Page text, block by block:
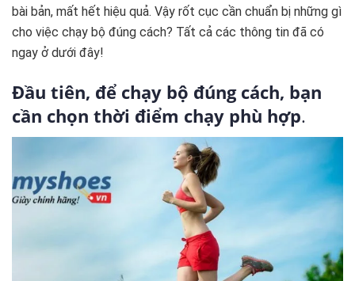
bài bản, mất hết hiệu quả. Vậy rốt cục cần chuẩn bị những gì
cho việc chạy bộ đúng cách? Tất cả các thông tin đã có
ngay ở dưới đây!
Đầu tiên, để chạy bộ đúng cách, bạn
cần chọn thời điểm chạy phù hợp.